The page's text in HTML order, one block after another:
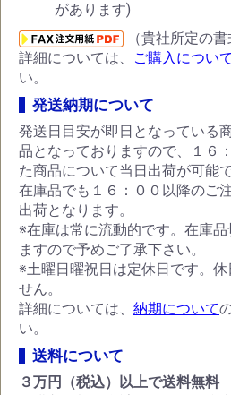
があります)
（貴社所定の
詳細については、
ご購入について
い。
発送納期について
発送日目安が即日となっている
品となっておりますので、１６
た商品について当日出荷が可能で
在庫品でも１６：００以降のご
出荷となります。
※在庫は常に流動的です。在庫
ますので予めご了承下さい。
※土曜日曜祝日は定休日です。
せん。
詳細については、 納期について
い。
送料について
３万円（税込）以上で送料無料